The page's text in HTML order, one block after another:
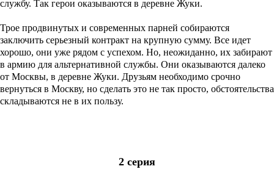
службу. Так герои оказываются в деревне Жуки.
Трое продвинутых и современных парней собираются
заключить серьезный контракт на крупную сумму. Все идет
хорошо, они уже рядом с успехом. Но, неожиданно, их забирают
в армию для альтернативной службы. Они оказываются далеко
от Москвы, в деревне Жуки. Друзьям необходимо срочно
вернуться в Москву, но сделать это не так просто, обстоятельства
складываются не в их пользу.
2 серия